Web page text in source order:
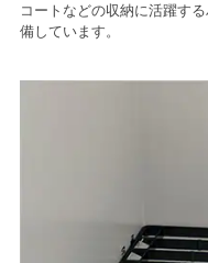
コートなどの収納に活躍す
備しています。